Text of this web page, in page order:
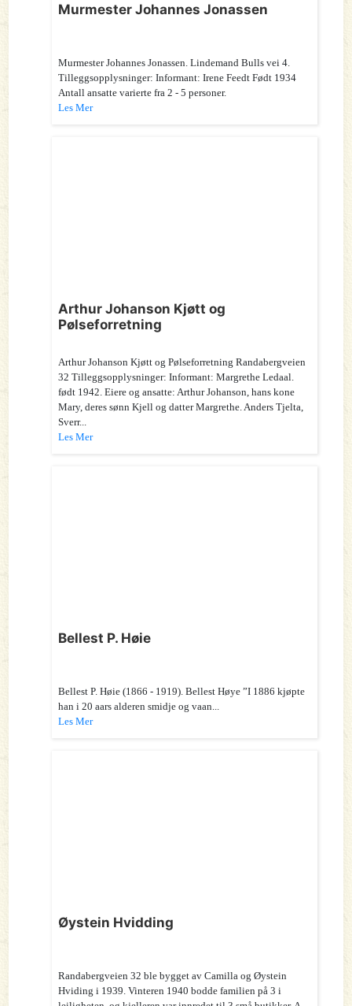
Murmester Johannes Jonassen
Murmester Johannes Jonassen. Lindemand Bulls vei 4.
Tilleggsopplysninger: Informant: Irene Feedt Født 1934
Antall ansatte varierte fra 2 - 5 personer.
Les Mer
Arthur Johanson Kjøtt og
Pølseforretning
Arthur Johanson Kjøtt og Pølseforretning Randabergveien
32 Tilleggsopplysninger: Informant: Margrethe Ledaal.
født 1942. Eiere og ansatte: Arthur Johanson, hans kone
Mary, deres sønn Kjell og datter Margrethe. Anders Tjelta,
Sverr...
Les Mer
Bellest P. Høie
Bellest P. Høie (1866 - 1919). Bellest Høye ”I 1886 kjøpte
han i 20 aars alderen smidje og vaan...
Les Mer
Øystein Hvidding
Randabergveien 32 ble bygget av Camilla og Øystein
Hviding i 1939. Vinteren 1940 bodde familien på 3 i